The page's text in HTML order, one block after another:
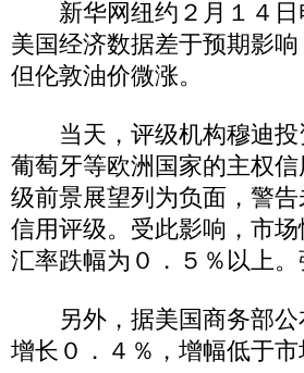
新华网纽约２月１４日
美国经济数据差于预期影
但伦敦油价微涨。
当天，评级机构穆迪投
葡萄牙等欧洲国家的主权
级前景展望列为负面，警
信用评级。受此影响，市
汇率跌幅为０．５％以上
另外，据美国商务部公
增长０．４％，增幅低于